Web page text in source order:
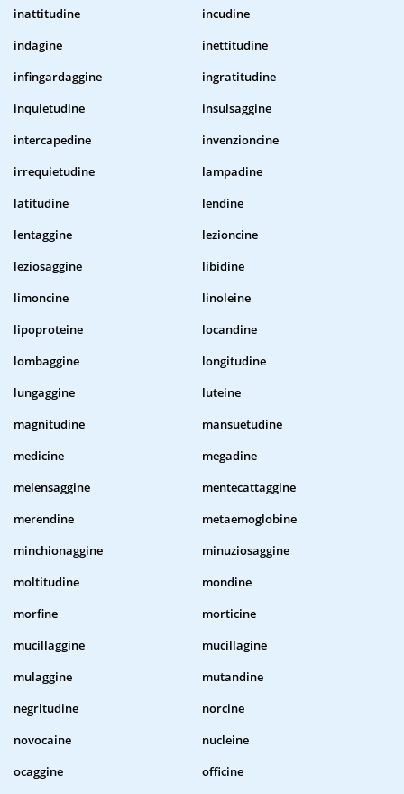
inattitudine
incudine
indagine
inettitudine
infingardaggine
ingratitudine
inquietudine
insulsaggine
intercapedine
invenzioncine
irrequietudine
lampadine
latitudine
lendine
lentaggine
lezioncine
leziosaggine
libidine
limoncine
linoleine
lipoproteine
locandine
lombaggine
longitudine
lungaggine
luteine
magnitudine
mansuetudine
medicine
megadine
melensaggine
mentecattaggine
merendine
metaemoglobine
minchionaggine
minuziosaggine
moltitudine
mondine
morfine
morticine
mucillaggine
mucillagine
mulaggine
mutandine
negritudine
norcine
novocaine
nucleine
ocaggine
officine